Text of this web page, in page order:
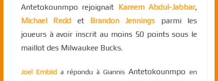
Antetokounmpo rejoignait Kareem Abdul-Jabbar,
Michael Redd et Brandon Jennings parmi les
joueurs à avoir inscrit au moins 50 points sous le
maillot des Milwaukee Bucks.
Joel Embiida répondu à GiannisAntetokounmpoen